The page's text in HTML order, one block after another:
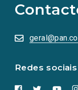
Redes sociais
redes
sociais
numa
nova